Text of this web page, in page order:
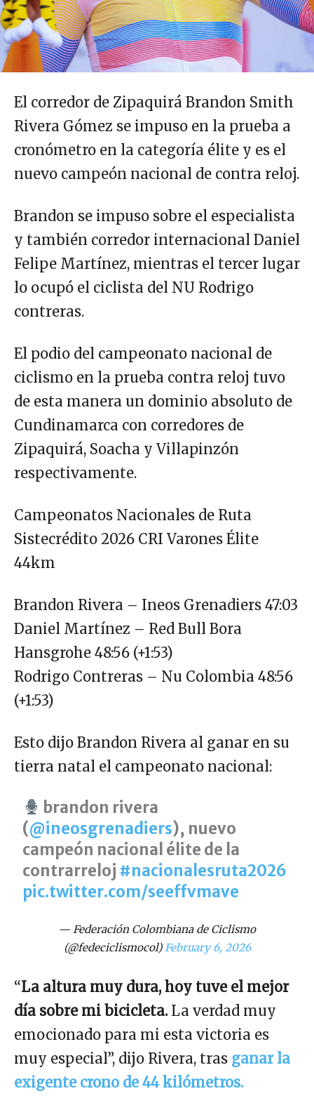
El corredor de Zipaquirá Brandon Smith
Rivera Gómez se impuso en la prueba a
cronómetro en la categoría élite y es el
nuevo campeón nacional de contra reloj.
Brandon se impuso sobre el especialista
y también corredor internacional Daniel
Felipe Martínez, mientras el tercer lugar
lo ocupó el ciclista del NU Rodrigo
contreras.
El podio del campeonato nacional de
ciclismo en la prueba contra reloj tuvo
de esta manera un dominio absoluto de
Cundinamarca con corredores de
Zipaquirá, Soacha y Villapinzón
respectivamente.
Campeonatos Nacionales de Ruta
Sistecrédito 2026 CRI Varones Élite
44km
Brandon Rivera – Ineos Grenadiers 47:03
Daniel Martínez – Red Bull Bora
Hansgrohe 48:56 (+1:53)
Rodrigo Contreras – Nu Colombia 48:56
(+1:53)
Esto dijo Brandon Rivera al ganar en su
tierra natal el campeonato nacional:
brandon rivera
(@ineosgrenadiers), nuevo
campeón nacional élite de la
contrarreloj #nacionalesruta2026
pic.twitter.com/seeffvmave
— Federación Colombiana de Ciclismo
(@fedeciclismocol) February 6, 2026
“La altura muy dura, hoy tuve el mejor
día sobre mi bicicleta. La verdad muy
emocionado para mi esta victoria es
muy especial”, dijo Rivera, tras ganar la
exigente crono de 44 kilómetros.